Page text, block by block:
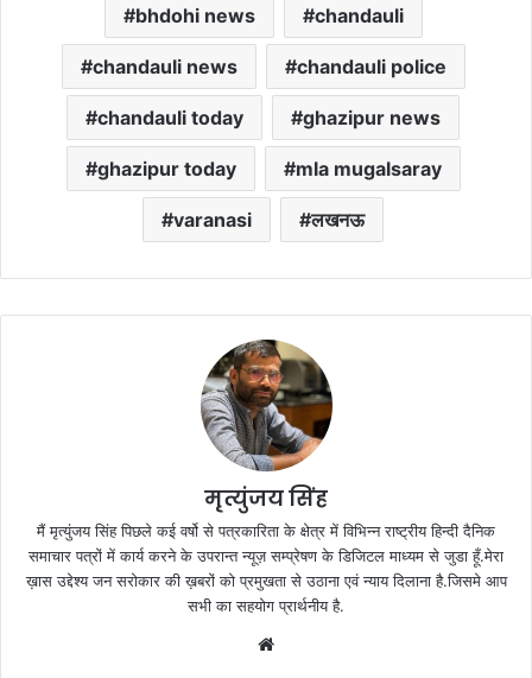
bhdohi news chandauli
chandauli news chandauli police
chandauli today ghazipur news
ghazipur today mla mugalsaray
varanasi लखनऊ
मृत्युंजय सिंह
मैं मृत्युंजय सिंह पिछले कई वर्षो से पत्रकारिता के क्षेत्र में विभिन्न राष्ट्रीय हिन्दी दैनिक
समाचार पत्रों में कार्य करने के उपरान्त न्यूज़ सम्प्रेषण के डिजिटल माध्यम से जुडा हूँ.मेरा
ख़ास उद्देश्य जन सरोकार की ख़बरों को प्रमुखता से उठाना एवं न्याय दिलाना है.जिसमे आप
सभी का सहयोग प्रार्थनीय है.